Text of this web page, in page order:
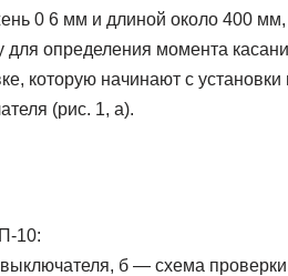
0 6 мм и длиной около 400 мм,
определения момента
которую начинают с установки
(рис. 1, а).
10:
б — схема проверки